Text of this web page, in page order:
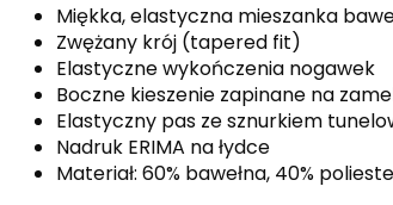
Miękka, elastyczna mieszanka
Zwężany krój (tapered fit)
Elastyczne wykończenia nogawek
Boczne kieszenie zapinane na
Elastyczny pas ze sznurkiem
Nadruk ERIMA na łydce
Materiał: 60% bawełna, 40%